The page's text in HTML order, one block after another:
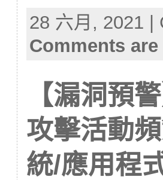
28 六月, 2021
Comments
【漏洞預
攻擊活動
統/應用程